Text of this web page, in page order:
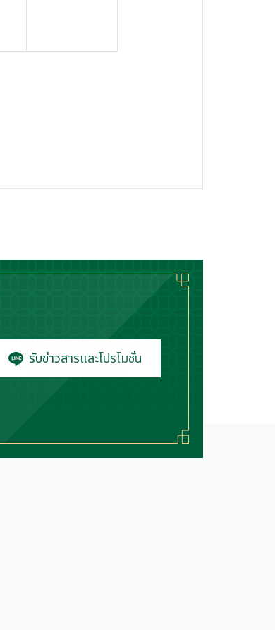
รับข่าวสารและโปรโมชั่น